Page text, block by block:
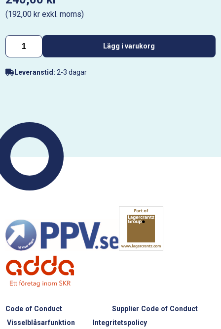
(192,00 kr exkl. moms)
Lägg i varukorg
Leveranstid: 2-3 dagar
Code of Conduct
Supplier Code of Conduct
Visselblåsarfunktion
Integritetspolicy